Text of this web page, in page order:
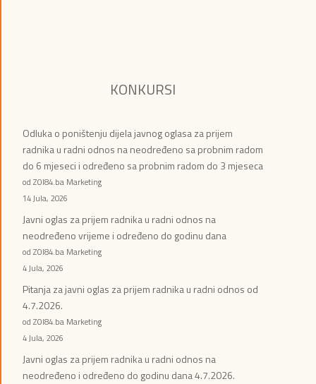
KONKURSI
Odluka o poništenju dijela javnog oglasa za prijem
radnika u radni odnos na neodređeno sa probnim radom
do 6 mjeseci i određeno sa probnim radom do 3 mjeseca
od ZOI84.ba Marketing
14 Jula, 2026
Javni oglas za prijem radnika u radni odnos na
neodređeno vrijeme i određeno do godinu dana
od ZOI84.ba Marketing
4 Jula, 2026
Pitanja za javni oglas za prijem radnika u radni odnos od
4.7.2026.
od ZOI84.ba Marketing
4 Jula, 2026
Javni oglas za prijem radnika u radni odnos na
neodređeno i određeno do godinu dana 4.7.2026.